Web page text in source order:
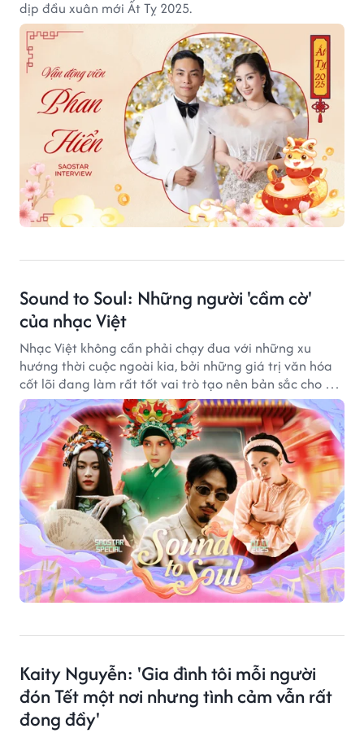
dịp đầu xuân mới Ất Tỵ 2025.
Sound to Soul: Những người 'cầm cờ'
của nhạc Việt
Nhạc Việt không cần phải chạy đua với những xu
hướng thời cuộc ngoài kia, bởi những giá trị văn hóa
cốt lõi đang làm rất tốt vai trò tạo nên bản sắc cho âm
nhạc nước nhà.
Kaity Nguyễn: 'Gia đình tôi mỗi người
đón Tết một nơi nhưng tình cảm vẫn rất
đong đầy'